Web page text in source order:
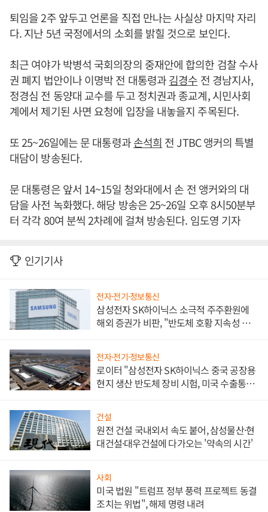
퇴임을 2주 앞두고 언론을 직접 만나는 사실상 마지막 자리
다. 지난 5년 국정에서의 소회를 밝힐 것으로 보인다.
최근 여야가 박병석 국회의장의 중재안에 합의한 검찰 수사
권 폐지 법안이나 이명박 전 대통령과김경수 전 경남지사,
정경심 전 동양대 교수를 두고 정치권과 종교계, 시민사회
계에서 제기된 사면 요청에 입장을 내놓을지 주목된다.
또 25~26일에는 문 대통령과손석희 전 JTBC 앵커의 특별
대담이 방송된다.
문 대통령은 앞서 14~15일 청와대에서 손 전 앵커와의 대
담을 사전 녹화했다. 해당 방송은 25~26일 오후 8시50분부
터 각각 80여 분씩 2차례에 걸쳐 방송된다. 임도영 기자
인기기사
전자·전기·정보통신
삼성전자 SK하이닉스 소극적 주주환원에
해외 증권가 비판, "반도체 호황 지속성 의
전자·전기·정보통신
로이터 "삼성전자 SK하이닉스 중국 공장용
현지 생산 반도체 장비 시험, 미국 수출통제
건설
원전 건설 국내외서 속도 붙어, 삼성물산·현
대건설·대우건설에 다가오는 '약속의 시간'
사회
미국 법원 "트럼프 정부 풍력 프로젝트 동결
조치는 위법", 해제 명령 내려